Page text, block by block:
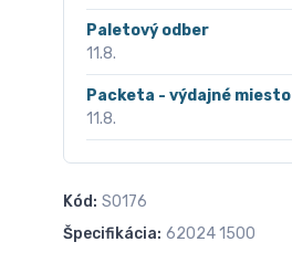
Paletový odber
11.8.
Packeta - výdajné miesto
11.8.
Kód: S0176
Špecifikácia: 62024 1500